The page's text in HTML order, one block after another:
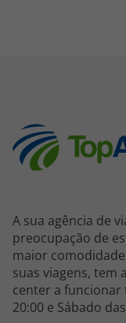
A sua agência de
preocupação de
maior
suas viagens, tem
center a funcionar
20:00 e Sábado